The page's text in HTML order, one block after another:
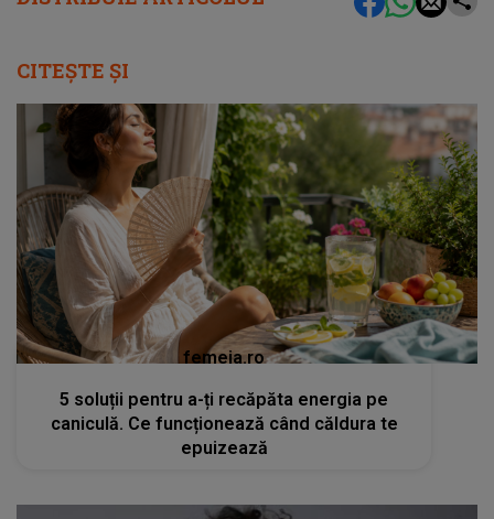
CITEȘTE ȘI
femeia.ro
5 soluții pentru a-ți recăpăta energia pe
caniculă. Ce funcționează când căldura te
epuizează